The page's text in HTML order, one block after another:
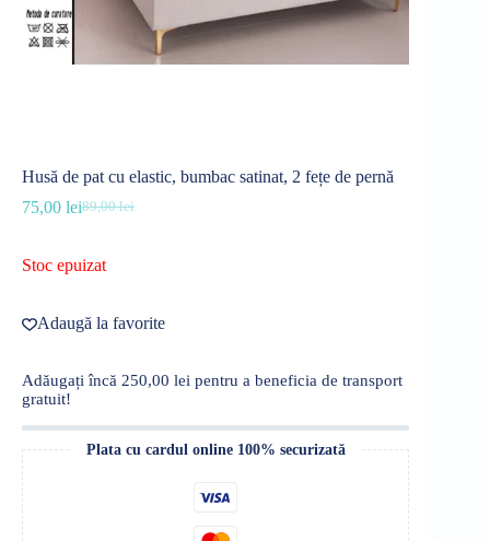
Husă de pat cu elastic, bumbac satinat, 2 fețe de pernă
89,00lei
Prețul
fost:
75,00 leiPrețul
75,00 lei.
Stoc epuizat
Adaugă la favorite
Adăugați încă 250,00 lei pentru a beneficia de transport
gratuit!
Plata cu cardul online 100% securizată